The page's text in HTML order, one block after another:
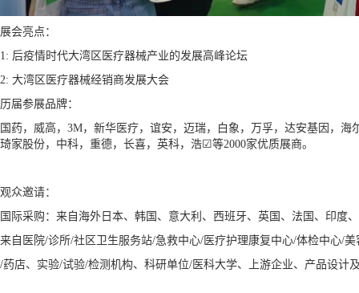
展会亮点：
1: 后疫情时代大湾区医疗器械产业的发展高峰论坛
2: 大湾区医疗器械经销商发展大会
历届参展品牌：
国药，威高，3M，新华医疗，谊安，迈瑞，白象，万孚，达安基因，
琦家股份，中科，重德，长喜，英科，浩☑等2000家优质展商。
观众邀请：
国际采购：来自海外日本、韩国、意大利、西班牙、英国、法国、印度
来自医院/诊所/社区卫生服务站/急救中心/医疗护理康复中心/体检中心/
/药店、实验/试验/检测机构、科研单位/医科大学、上游企业、产品设